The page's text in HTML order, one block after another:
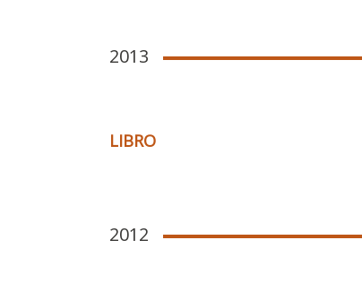
2013
LIBRO
2012